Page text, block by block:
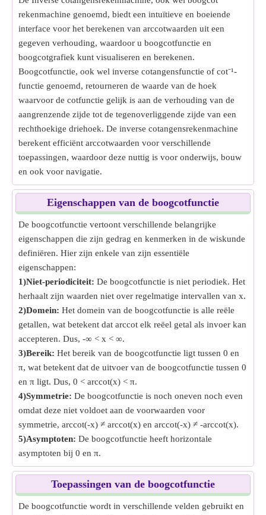
rekenmachine genoemd, biedt een intuïtieve en boeiende
interface voor het berekenen van arccotwaarden uit een
gegeven verhouding, waardoor u boogcotfunctie en
boogcotgrafiek kunt visualiseren en berekenen.
Boogcotfunctie, ook wel inverse cotangensfunctie of cot⁻¹-
functie genoemd, retourneren de waarde van de hoek
waarvoor de cotfunctie gelijk is aan de verhouding van de
aangrenzende zijde tot de tegenoverliggende zijde van een
rechthoekige driehoek. De inverse cotangensrekenmachine
berekent efficiënt arccotwaarden voor verschillende
toepassingen, waardoor deze nuttig is voor onderwijs, bouw
en ook voor navigatie.
Eigenschappen van de boogcotfunctie
De boogcotfunctie vertoont verschillende belangrijke
eigenschappen die zijn gedrag en kenmerken in de wiskunde
definiëren. Hier zijn enkele van zijn essentiële
eigenschappen:
1)Niet-periodiciteit: De boogcotfunctie is niet periodiek. Het
herhaalt zijn waarden niet over regelmatige intervallen van x.
2)Domein: Het domein van de boogcotfunctie is alle reële
getallen, wat betekent dat arccot elk reëel getal als invoer kan
accepteren. Dus, -∞ < x < ∞.
3)Bereik: Het bereik van de boogcotfunctie ligt tussen 0 en
π, wat betekent dat de uitvoer van de boogcotfunctie tussen 0
en π ligt. Dus, 0 < arccot(x) < π.
4)Symmetrie: De boogcotfunctie is noch oneven noch even
omdat deze niet voldoet aan de voorwaarden voor
symmetrie, arccot(-x) ≠ arccot(x) en arccot(-x) ≠ -arccot(x).
5)Asymptoten: De boogcotfunctie heeft horizontale
asymptoten bij 0 en π.
Toepassingen van de boogcotfunctie
De boogcotfunctie wordt in verschillende velden gebruikt en